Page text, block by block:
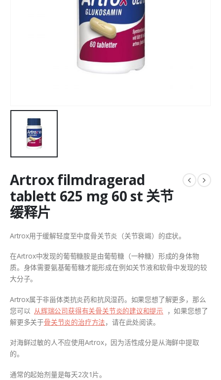
Artrox filmdragerad
tablett 625 mg 60 st 关节
缓释片
Artrox用于缓解轻度至中度骨关节炎（关节衰竭）的症状。
在Artrox中发现的葡萄糖胺是由葡萄糖（一种糖）形成的身体物
质。身体需要氨基葡萄糖才能形成在例如关节液和软骨中发现的较
大分子。
Artrox属于非甾体类抗炎药和抗风湿药。如果您想了解更多，那么
您可以 从辉瑞公司获得有关骨关节炎的建议和提示 ，如果您想了
解更多关于骨关节炎的治疗方法，请在此处阅读。
对海鲜过敏的人不应使用Artrox，因为活性成分是从海鲜中提取
的。
通常的起始剂量是每天2次1片。